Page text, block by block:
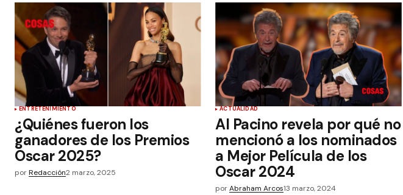
ENTRETENIMIENTO
¿Quiénes fueron los
ganadores de los Premios
Oscar 2025?
porRedacción2 marzo, 2025
ACTUALIDAD
Al Pacino revela por qué no
mencionó a los nominados
a Mejor Película de los
Oscar 2024
por Abraham Arcos13 marzo, 2024